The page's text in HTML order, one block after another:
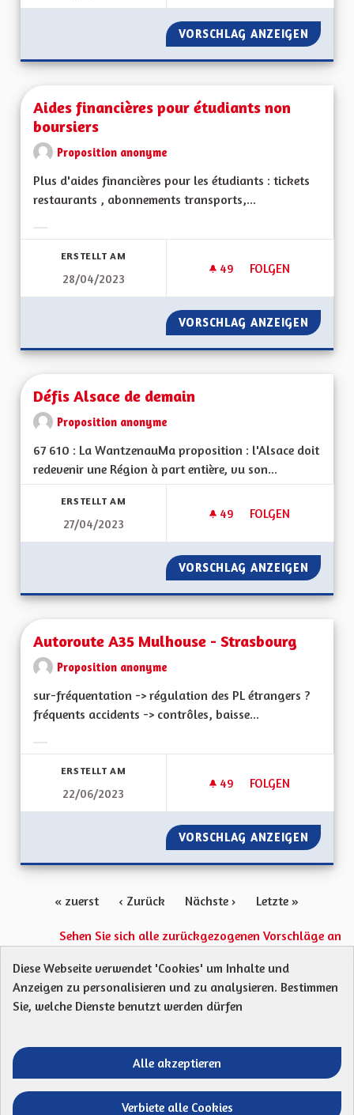
VORSCHLAG ANZEIGEN
Aides financières pour étudiants non
boursiers
Proposition anonyme
Plus d'aides financières pour les étudiants : tickets
restaurants , abonnements transports,...
ERSTELLT AM
28/04/2023
49 49 FOLLOWER
FOLGEN
AIDES
VORSCHLAG ANZEIGEN AIDES
Défis Alsace de demain
Proposition anonyme
67 610 : La WantzenauMa proposition : l'Alsace doit
redevenir une Région à part entière, vu son...
ERSTELLT AM
27/04/2023
49 49 FOLLOWER
FOLGEN
DÉFIS ALSACE DE
VORSCHLAG ANZEIGEN DÉFIS
Autoroute A35 Mulhouse - Strasbourg
Proposition anonyme
sur-fréquentation -> régulation des PL étrangers ?
fréquents accidents -> contrôles, baisse...
ERSTELLT AM
22/06/2023
49 49 FOLLOWER
FOLGEN
AUTOROUTE A35
VORSCHLAG ANZEIGEN
« zuerst ‹ Zurück Nächste › Letzte »
Sehen Sie sich alle zurückgezogenen Vorschläge an
Protection des Données
Charte de contribution
Mentions légales
Was sind Gremien?
Standardtitel für initiatives
Open Data Dateien herunterladen
Entre vos mains - Collectivité
Entre vos mains - Collectivité
Entre vos mains - Collectivité
Entre vos mains -
Diese Webseite verwendet 'Cookies' um Inhalte und
Anzeigen zu personalisieren und zu analysieren. Bestimmen
Sie, welche Dienste benutzt werden dürfen
Alle akzeptieren
Verbiete alle Cookies